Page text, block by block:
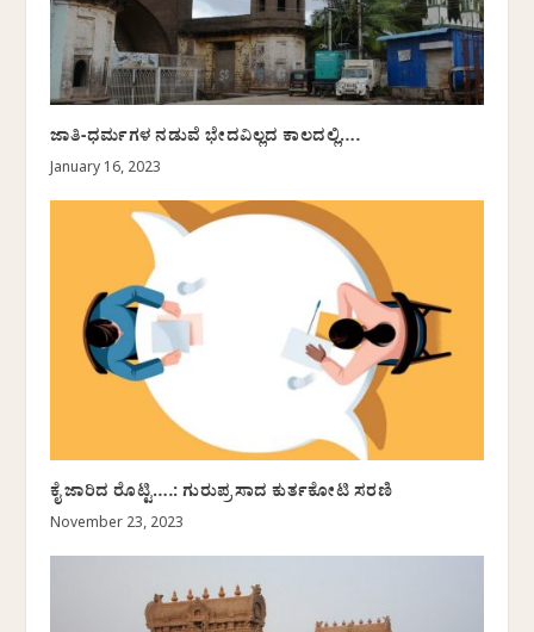
ಜಾತಿ-ಧರ್ಮಗಳ ನಡುವೆ ಭೇದವಿಲ್ಲದ ಕಾಲದಲ್ಲಿ….
January 16, 2023
ಕೈ ಜಾರಿದ ರೊಟ್ಟಿ….: ಗುರುಪ್ರಸಾದ ಕುರ್ತಕೋಟಿ ಸರಣಿ
November 23, 2023